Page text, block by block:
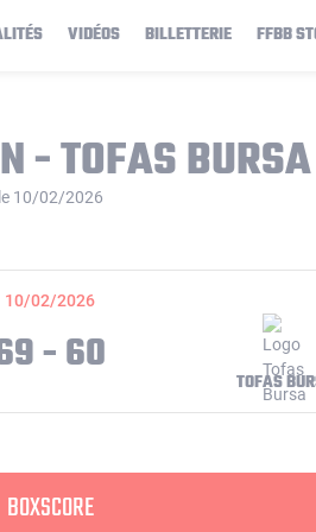
VIDÉOS BILLETTERIE FFBB
- TOFAS BURSA
le 10/02/2026
10/02/2026
- 60 TOFAS
BOXSCORE